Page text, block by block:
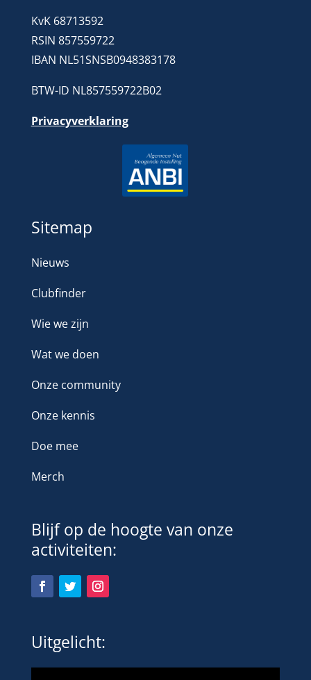
KvK 68713592
RSIN 857559722
IBAN NL51SNSB0948383178
BTW-ID NL857559722B02
Privacyverklaring
Sitemap
Nieuws
Clubfinder
Wie we zijn
Wat we doen
Onze community
Onze kennis
Doe mee
Merch
Blijf op de hoogte van onze
activiteiten:
Uitgelicht: